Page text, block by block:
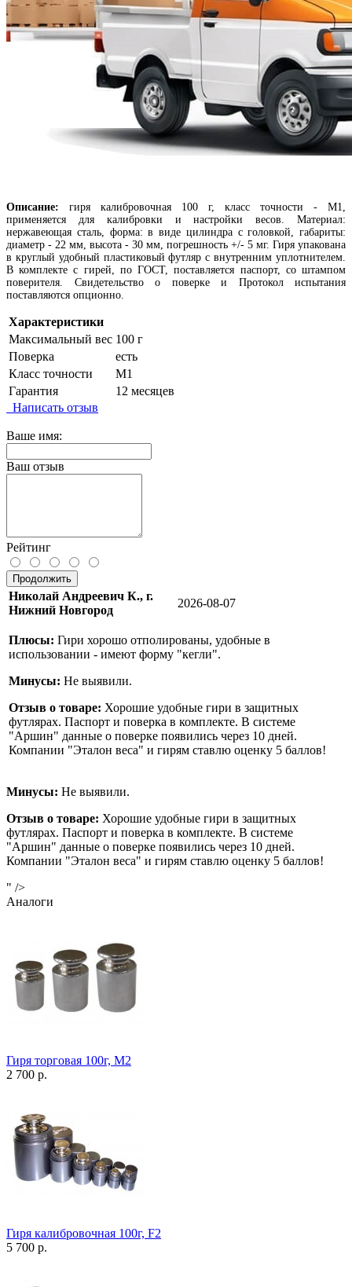
Описание: гиря калибровочная 100 г, класс точности - М1,
применяется для калибровки и настройки весов. Материал:
нержавеющая сталь, форма: в виде цилиндра с головкой, габариты:
диаметр - 22 мм, высота - 30 мм, погрешность +/- 5 мг. Гиря упакована
в круглый удобный пластиковый футляр с внутренним уплотнителем.
В комплекте с гирей, по ГОСТ, поставляется паспорт, со штампом
поверителя. Свидетельство о поверке и Протокол испытания
поставляются опционно.
Характеристики
Максимальный вес 100 г
Поверка
есть
Класс точности
М1
Гарантия
12 месяцев
Написать отзыв
Ваше имя:
Ваш отзыв
Рейтинг
Продолжить
Николай Андреевич К., г.
Нижний Новгород
2026-08-07
Плюсы: Гири хорошо отполированы, удобные в
использовании - имеют форму "кегли".
Минусы: Не выявили.
Отзыв о товаре: Хорошие удобные гири в защитных
футлярах. Паспорт и поверка в комплекте. В системе
"Аршин" данные о поверке появились через 10 дней.
Компании "Эталон веса" и гирям ставлю оценку 5 баллов!
Минусы: Не выявили.
Отзыв о товаре: Хорошие удобные гири в защитных
футлярах. Паспорт и поверка в комплекте. В системе
"Аршин" данные о поверке появились через 10 дней.
Компании "Эталон веса" и гирям ставлю оценку 5 баллов!
" />
Аналоги
Гиря торговая 100г, М2
2 700 р.
Гиря калибровочная 100г, F2
5 700 р.